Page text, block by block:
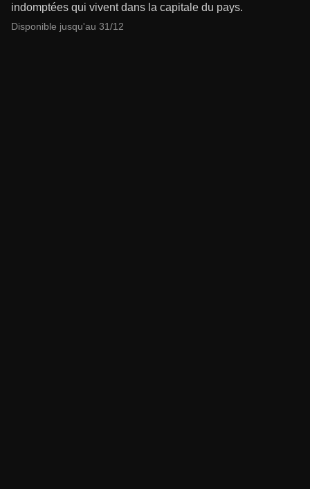
indomptées qui vivent dans la capitale du pays.
Disponible jusqu'au 31/12